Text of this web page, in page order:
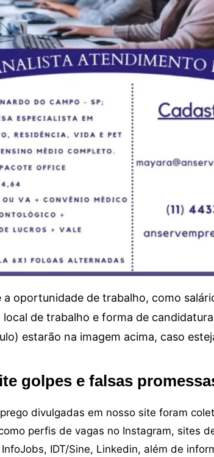
oportunidade de trabalho, como
de trabalho e forma de
estarão na imagem acima, caso
golpes e falsas
divulgadas em nosso site foram
perfis de vagas no Instagram, sites
IDT/Sine, Linkedin, além de